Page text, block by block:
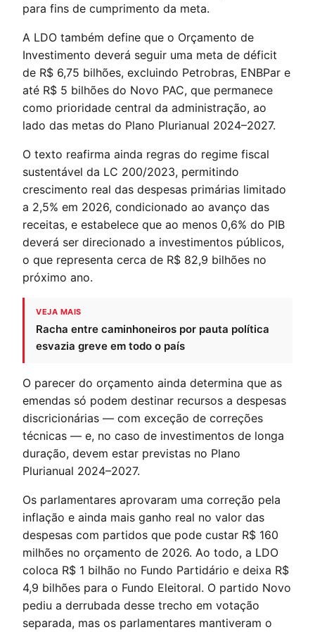
para fins de cumprimento da meta.
A LDO também define que o Orçamento de
Investimento deverá seguir uma meta de déficit
de R$ 6,75 bilhões, excluindo Petrobras, ENBPar e
até R$ 5 bilhões do Novo PAC, que permanece
como prioridade central da administração, ao
lado das metas do Plano Plurianual 2024–2027.
O texto reafirma ainda regras do regime fiscal
sustentável da LC 200/2023, permitindo
crescimento real das despesas primárias limitado
a 2,5% em 2026, condicionado ao avanço das
receitas, e estabelece que ao menos 0,6% do PIB
deverá ser direcionado a investimentos públicos,
o que representa cerca de R$ 82,9 bilhões no
próximo ano.
VEJA MAIS
Racha entre caminhoneiros por pauta política
esvazia greve em todo o país
O parecer do orçamento ainda determina que as
emendas só podem destinar recursos a despesas
discricionárias — com exceção de correções
técnicas — e, no caso de investimentos de longa
duração, devem estar previstas no Plano
Plurianual 2024–2027.
Os parlamentares aprovaram uma correção pela
inflação e ainda mais ganho real no valor das
despesas com partidos que pode custar R$ 160
milhões no orçamento de 2026. Ao todo, a LDO
coloca R$ 1 bilhão no Fundo Partidário e deixa R$
4,9 bilhões para o Fundo Eleitoral. O partido Novo
pediu a derrubada desse trecho em votação
separada, mas os parlamentares mantiveram o